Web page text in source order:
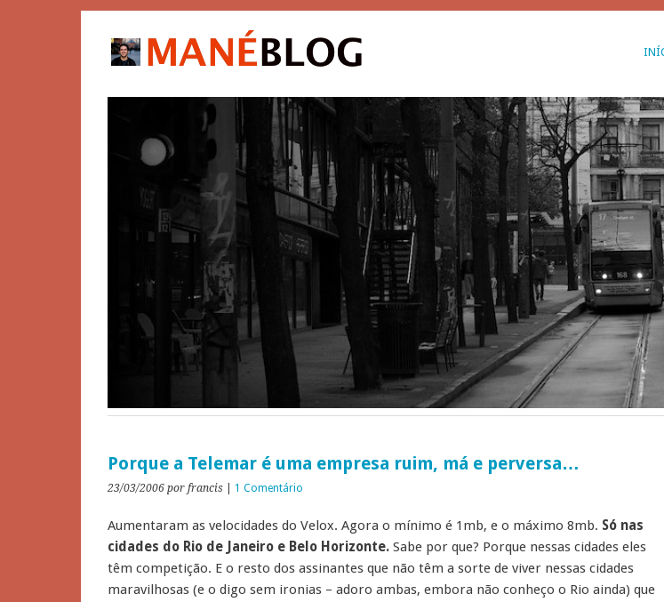
Porque a Telemar é uma empresa ruim, má e perversa…
23/03/2006 por francis 1 Comentário
Aumentaram as velocidades do Velox. Agora o mínimo é 1mb, e o máximo 8mb. Só nas
cidades do Rio de Janeiro e Belo Horizonte. Sabe por que? Porque nessas cidades eles
têm competição. E o resto dos assinantes que não têm a sorte de viver nessas cidades
maravilhosas (e o digo sem ironias – adoro ambas, embora não conheço o Rio ainda) que